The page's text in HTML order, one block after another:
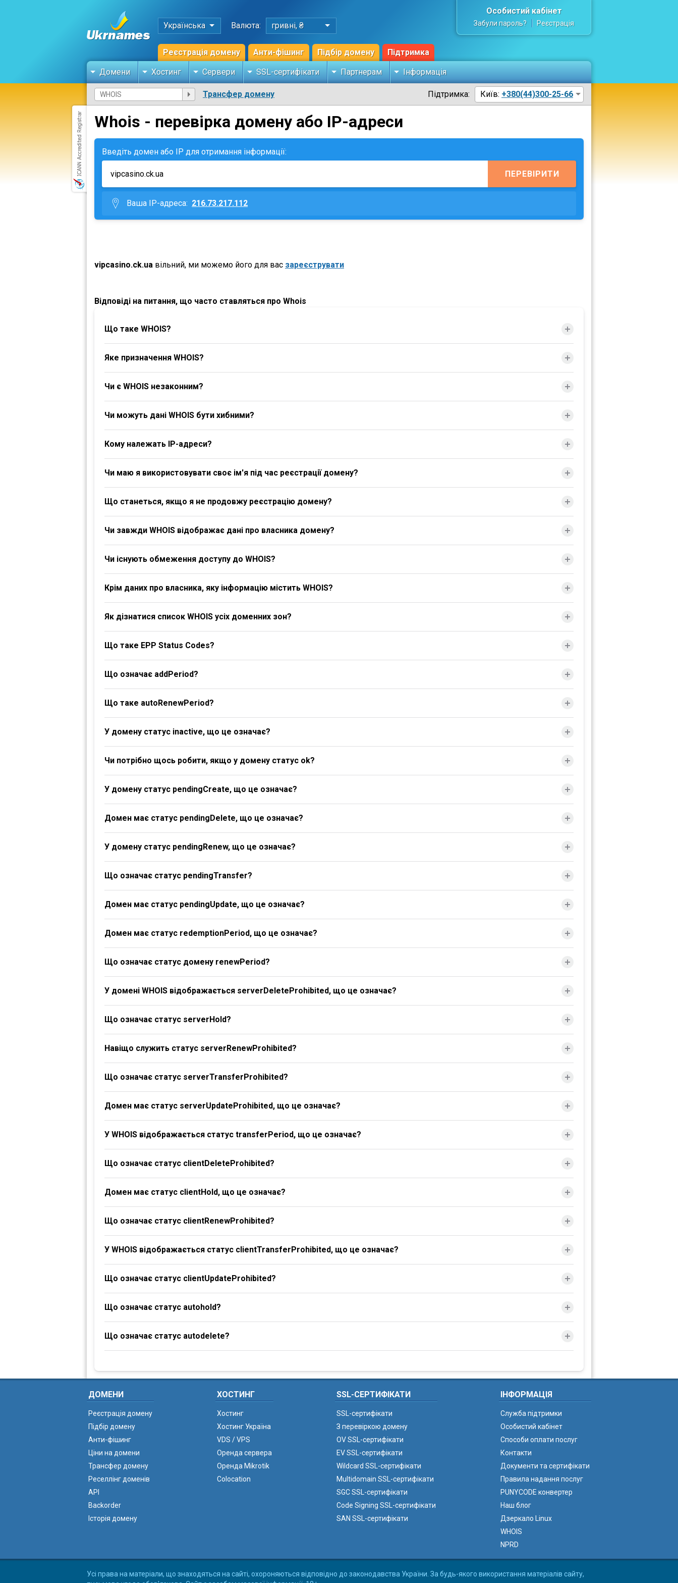
Українська Валюта: гривні, ₴
Реєстрація домену Анти-фішинг Підбір домену Підтримка
Особистий кабінет
Забули пароль? Реєстрація
Домени Хостинг Сервери SSL-сертифікати Партнерам Інформація
Трансфер домену Підтримка: Київ: +380(44)300-25-66
Whois - перевірка домену або IP-адреси
Введіть домен або IP для отримання інформації:
ПЕРЕВІРИТИ
Ваша IP-адреса: 216.73.217.112
vipcasino.ck.ua вільний, ми можемо його для вас зареєструвати
Відповіді на питання, що часто ставляться про Whois
Що таке WHOIS?
Яке призначення WHOIS?
Чи є WHOIS незаконним?
Чи можуть дані WHOIS бути хибними?
Кому належать IP-адреси?
Чи маю я використовувати своє ім'я під час реєстрації домену?
Що станеться, якщо я не продовжу реєстрацію домену?
Чи завжди WHOIS відображає дані про власника домену?
Чи існують обмеження доступу до WHOIS?
Крім даних про власника, яку інформацію містить WHOIS?
Як дізнатися список WHOIS усіх доменних зон?
Що таке EPP Status Codes?
Що означає addPeriod?
Що таке autoRenewPeriod?
У домену статус inactive, що це означає?
Чи потрібно щось робити, якщо у домену статус ok?
У домену статус pendingCreate, що це означає?
Домен має статус pendingDelete, що це означає?
У домену статус pendingRenew, що це означає?
Що означає статус pendingTransfer?
Домен має статус pendingUpdate, що це означає?
Домен має статус redemptionPeriod, що це означає?
Що означає статус домену renewPeriod?
У домені WHOIS відображається serverDeleteProhibited, що це означає?
Що означає статус serverHold?
Навіщо служить статус serverRenewProhibited?
Що означає статус serverTransferProhibited?
Домен має статус serverUpdateProhibited, що це означає?
У WHOIS відображається статус transferPeriod, що це означає?
Що означає статус clientDeleteProhibited?
Домен має статус clientHold, що це означає?
Що означає статус clientRenewProhibited?
У WHOIS відображається статус clientTransferProhibited, що це означає?
Що означає статус clientUpdateProhibited?
Що означає статус autohold?
Що означає статус autodelete?
ДОМЕНИ
Реєстрація домену
Підбір домену
Анти-фішинг
Ціни на домени
Трансфер домену
Реселлінг доменів
API
Backorder
Історія домену
ХОСТИНГ
Хостинг
Хостинг Україна
VDS / VPS
Оренда сервера
Оренда Mikrotik
Colocation
SSL-СЕРТИФІКАТИ
SSL-сертифікати
З перевіркою домену
OV SSL-сертифікати
EV SSL-сертифікати
Wildcard SSL-сертифікати
Multidomain SSL-сертифікати
SGC SSL-сертифікати
Code Signing SSL-сертифікати
SAN SSL-сертифікати
ІНФОРМАЦІЯ
Служба підтримки
Особистий кабінет
Способи оплати послуг
Контакти
Документи та сертифікати
Правила надання послуг
PUNYCODE конвертер
Наш блог
Дзеркало Linux
WHOIS
NPRD
Усі права на матеріали, що знаходяться на сайті, охороняються відповідно до законодавства України. За будь-якого використання матеріалів сайту,